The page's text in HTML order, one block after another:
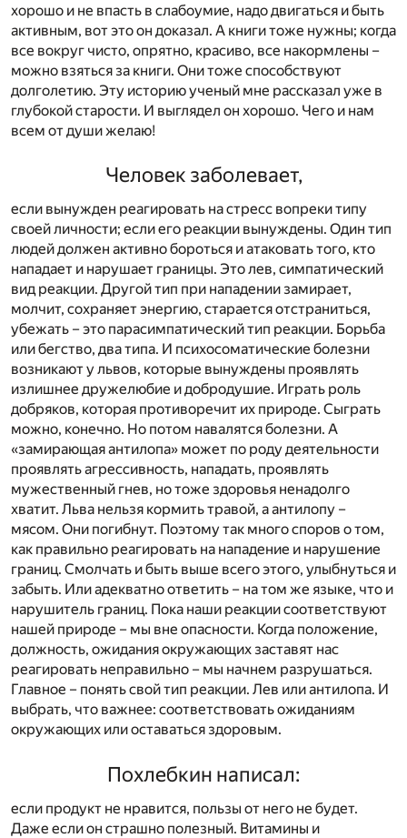
хорошо и не впасть в слабоумие, надо двигаться и быть
активным, вот это он доказал. А книги тоже нужны; когда
все вокруг чисто, опрятно, красиво, все накормлены –
можно взяться за книги. Они тоже способствуют
долголетию. Эту историю ученый мне рассказал уже в
глубокой старости. И выглядел он хорошо. Чего и нам
всем от души желаю!
Человек заболевает,
если вынужден реагировать на стресс вопреки типу
своей личности; если его реакции вынуждены. Один тип
людей должен активно бороться и атаковать того, кто
нападает и нарушает границы. Это лев, симпатический
вид реакции. Другой тип при нападении замирает,
молчит, сохраняет энергию, старается отстраниться,
убежать – это парасимпатический тип реакции. Борьба
или бегство, два типа. И психосоматические болезни
возникают у львов, которые вынуждены проявлять
излишнее дружелюбие и добродушие. Играть роль
добряков, которая противоречит их природе. Сыграть
можно, конечно. Но потом навалятся болезни. А
«замирающая антилопа» может по роду деятельности
проявлять агрессивность, нападать, проявлять
мужественный гнев, но тоже здоровья ненадолго
хватит. Льва нельзя кормить травой, а антилопу –
мясом. Они погибнут. Поэтому так много споров о том,
как правильно реагировать на нападение и нарушение
границ. Смолчать и быть выше всего этого, улыбнуться и
забыть. Или адекватно ответить – на том же языке, что и
нарушитель границ. Пока наши реакции соответствуют
нашей природе – мы вне опасности. Когда положение,
должность, ожидания окружающих заставят нас
реагировать неправильно – мы начнем разрушаться.
Главное – понять свой тип реакции. Лев или антилопа. И
выбрать, что важнее: соответствовать ожиданиям
окружающих или оставаться здоровым.
Похлебкин написал:
если продукт не нравится, пользы от него не будет.
Даже если он страшно полезный. Витамины и